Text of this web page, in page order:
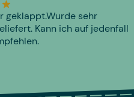
geklappt.Wurde sehr
Kann ich auf jedenfall